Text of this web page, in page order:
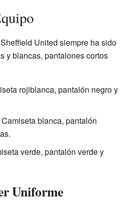
United siempre ha sido
y blancas, pantalones cortos
rojiblanca, pantalón negro y
Camiseta blanca, pantalón
verde, pantalón verde y
Uniforme